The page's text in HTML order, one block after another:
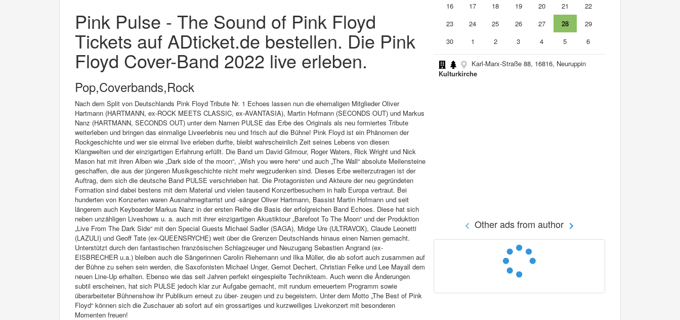
Pink Pulse - The Sound of Pink Floyd
Tickets auf ADticket.de bestellen. Die Pink
Floyd Cover-Band 2022 live erleben.
Pop,Coverbands,Rock
Nach dem Split von Deutschlands Pink Floyd Tribute Nr. 1 Echoes lassen nun die ehemaligen Mitglieder Oliver
Hartmann (HARTMANN, ex-ROCK MEETS CLASSIC, ex-AVANTASIA), Martin Hofmann (SECONDS OUT) und Markus
Nanz (HARTMANN, SECONDS OUT) unter dem Namen PULSE das Erbe des Originals als neu formiertes Tribute
weiterleben und bringen das einmalige Liveerlebnis neu und frisch auf die Bühne! Pink Floyd ist ein Phänomen der
Rockgeschichte und wer sie einmal live erleben durfte, bleibt wahrscheinlich Zeit seines Lebens von diesen
Klangwelten und der einzigartigen Erfahrung erfüllt. Die Band um David Gilmour, Roger Waters, Rick Wright und Nick
Mason hat mit ihren Alben wie „Dark side of the moon“, „Wish you were here“ und auch „The Wall“ absolute Meilensteine
geschaffen, die aus der jüngeren Musikgeschichte nicht mehr wegzudenken sind. Dieses Erbe weiterzutragen ist der
Auftrag, dem sich die deutsche Band PULSE verschrieben hat. Die Protagonisten und Akteure der neu gegründeten
Formation sind dabei bestens mit dem Material und vielen tausend Konzertbesuchern in halb Europa vertraut. Bei
hunderten von Konzerten waren Ausnahmegitarrist und -sänger Oliver Hartmann, Bassist Martin Hofmann und seit
längerem auch Keyboarder Markus Nanz in der ersten Reihe die Basis der erfolgreichen Band Echoes. Diese hat sich
neben unzähligen Liveshows u. a. auch mit ihrer einzigartigen Akustiktour „Barefoot To The Moon“ und der Produktion
„Live From The Dark Side“ mit den Special Guests Michael Sadler (SAGA), Midge Ure (ULTRAVOX), Claude Leonetti
(LAZULI) und Geoff Tate (ex-QUEENSRYCHE) weit über die Grenzen Deutschlands hinaus einen Namen gemacht.
Unterstützt durch den fantastischen französischen Schlagzeuger und Neuzugang Sebastien Angrand (ex-
EISBRECHER u.a.) bleiben auch die Sängerinnen Carolin Riehemann und Ilka Müller, die ab sofort auch zusammen auf
der Bühne zu sehen sein werden, die Saxofonisten Michael Unger, Gernot Dechert, Christian Felke und Lee Mayall dem
neuen Line-Up erhalten. Ebenso wie das seit Jahren perfekt eingespielte Technikteam. Auch wenn die Änderungen
subtil erscheinen, hat sich PULSE jedoch klar zur Aufgabe gemacht, mit rundum erneuertem Programm sowie
überarbeiteter Bühnenshow ihr Publikum erneut zu über- zeugen und zu begeistern. Unter dem Motto „The Best of Pink
Floyd“ können sich die Zuschauer ab sofort auf ein grossartiges und kurzweiliges Livekonzert mit besonderen
Momenten freuen!
16
17 18 19 20 21
22
23
24 25 26 27 28
29
30
1 2 3 4 5 6
Karl-Marx-Straße 88, 16816, Neuruppin
Kulturkirche
Other ads from author